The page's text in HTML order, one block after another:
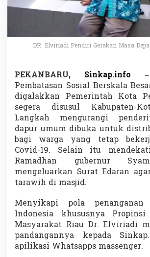
G
r
a
n
d
D
i
g
e
a
h
C
o
i
,
K
o
b
a
DR. Elviriadi Pendiri Gerakan Masa
PEKANBARU, Sinkap.info
Pembatasan Sosial Berskala
digalakkan Pemerintah Kota
segera disusul Kabupaten-
Langkah mengurangi
dapur umum dibuka untuk
bagi warga yang tetap
Covid-19. Selain itu
Ramadhan gubernur
mengeluarkan Surat Edaran
tarawih di masjid.
Menyikapi pola
Indonesia khususnya
Masyarakat Riau Dr. Elviriadi
pandangannya kepada
apilikasi Whatsapps massenger.